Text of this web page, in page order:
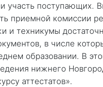
участь поступающих.
приемной комиссии
и техникумы
в числе
образовании. В
нижнего
аттестатов».